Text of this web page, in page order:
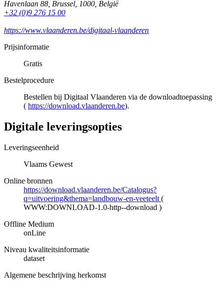
Havenlaan 88, Brussel, 1000, België
+32 (0)9 276 15 00
https://www.vlaanderen.be/digitaal-vlaanderen
Prijsinformatie
Gratis
Bestelprocedure
Bestellen bij Digitaal Vlaanderen via de downloadtoepassing
( https://download.vlaanderen.be).
Digitale leveringsopties
Leveringseenheid
Vlaams Gewest
Online bronnen
https://download.vlaanderen.be/Catalogus?
q=uitvoering&thema=landbouw-en-veeteelt (
WWW:DOWNLOAD-1.0-http--download )
Offline Medium
onLine
Niveau kwaliteitsinformatie
dataset
Algemene beschrijving herkomst